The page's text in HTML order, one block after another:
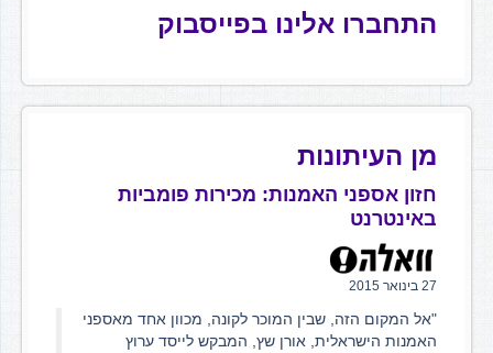
התחברו אלינו בפייסבוק
מן העיתונות
חזון אספני האמנות: מכירות פומביות
באינטרנט
27 בינואר 2015
"אל המקום הזה, שבין המוכר לקונה, מכוון אחד מאספני
האמנות הישראלית, אורן שץ, המבקש לייסד ערוץ